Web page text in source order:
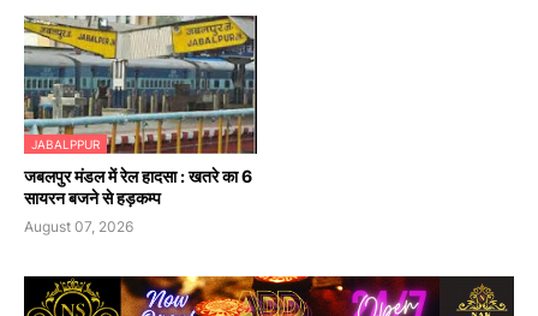
JABALPPUR
जबलपुर मंडल में रेल हादसा : खतरे का 6
सायरन बजने से हड़कम्प
August 07, 2026